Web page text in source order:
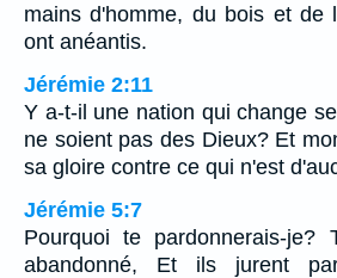
mains d'homme, du bois et de
ont anéantis.
Jérémie 2:11
Y a-t-il une nation qui change
ne soient pas des Dieux? Et
sa gloire contre ce qui n'est
Jérémie 5:7
Pourquoi te pardonnerais-je?
abandonné, Et ils jurent